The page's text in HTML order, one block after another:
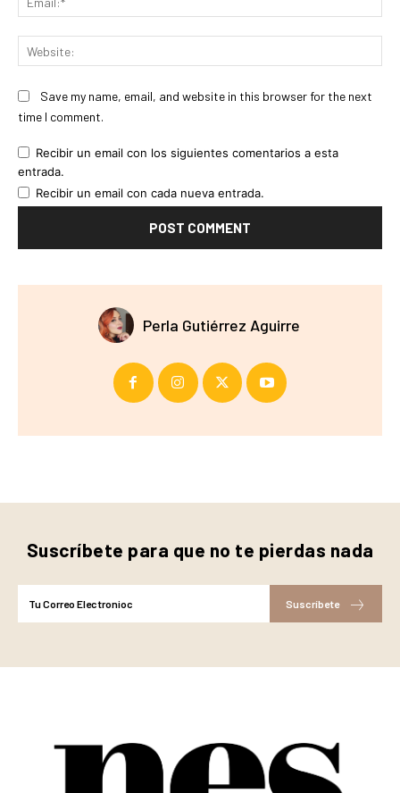
Save my name, email, and website in this browser for the next
time I comment.
Recibir un email con los siguientes comentarios a esta
entrada.
Recibir un email con cada nueva entrada.
Perla Gutiérrez Aguirre
Suscríbete para que no te pierdas nada
Suscríbete